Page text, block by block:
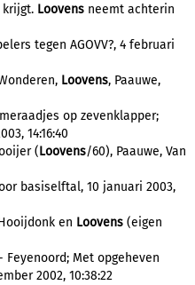
krijgt. Loovens neemt achterin
tegen AGOVV?, 4 februari
Loovens, Paauwe,
op zevenklapper;
14:16:40
(Loovens/60), Paauwe, Van
basiselftal, 10 januari 2003,
en Loovens (eigen
Feyenoord; Met opgeheven
2002, 10:38:22